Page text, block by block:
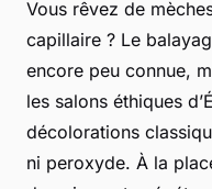
Vous rêvez de
capillaire ? Le
encore peu connue,
les salons éthiques
décolorations
ni peroxyde. À la